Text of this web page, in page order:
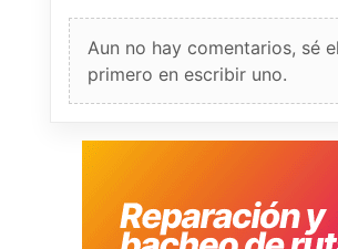
Aun no hay comentarios, sé el
primero en escribir uno.